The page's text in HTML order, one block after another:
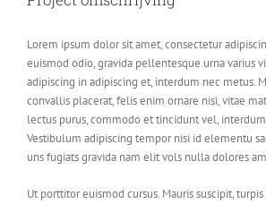
Lorem ipsum dolor sit amet, consectetur
euismod odio, gravida pellentesque urna varius
adipiscing in adipiscing et, interdum nec metus.
convallis placerat, felis enim ornare nisi, vitae
lectus purus, commodo et tincidunt vel,
Vestibulum adipiscing tempor nisi id elementu
uns fugiats gravida nam elit vols nulla dolores
Ut porttitor euismod cursus. Mauris suscipit,